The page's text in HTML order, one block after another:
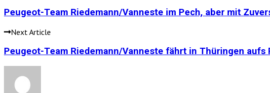
Peugeot-Team Riedemann/Vanneste im Pech, aber mit
Next Article
Peugeot-Team Riedemann/Vanneste fährt in Thüringen aufs